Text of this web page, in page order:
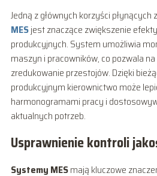
Jedną z głównych korzyści
MESjest znaczące zwiększenie
produkcyjnych. System umożliwia
maszyn i pracowników, co pozwala
zredukowanie przestojów. Dzięki
produkcyjnym kierownictwo może
harmonogramami pracy i
aktualnych potrzeb.
Usprawnienie kontroli
Systemy MESmają kluczowe